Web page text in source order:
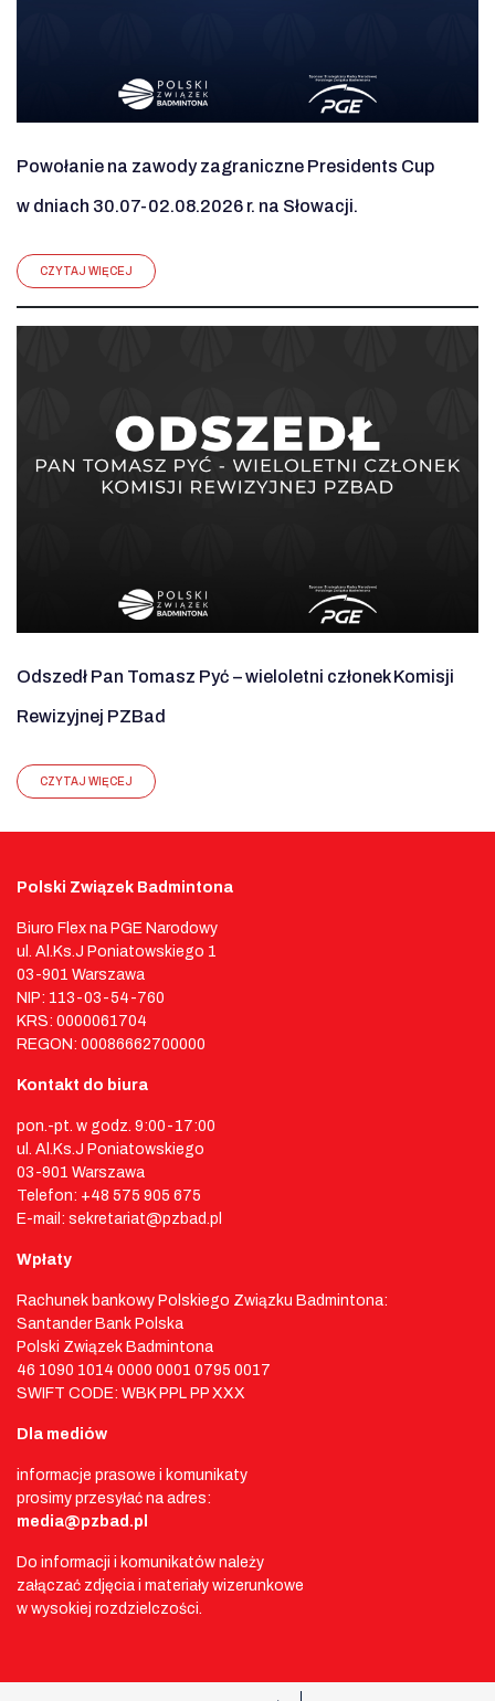
Powołanie na zawody zagraniczne Presidents Cup
w dniach 30.07-02.08.2026 r. na Słowacji.
CZYTAJ WIĘCEJ
Odszedł Pan Tomasz Pyć – wieloletni członek Komisji
Rewizyjnej PZBad
CZYTAJ WIĘCEJ
Polski Związek Badmintona
Biuro Flex na PGE Narodowy
ul. Al.Ks.J Poniatowskiego 1
03-901 Warszawa
NIP: 113-03-54-760
KRS: 0000061704
REGON: 00086662700000
Kontakt do biura
pon.-pt. w godz. 9:00-17:00
ul. Al.Ks.J Poniatowskiego
03-901 Warszawa
Telefon: +48 575 905 675
E-mail: sekretariat@pzbad.pl
Wpłaty
Rachunek bankowy Polskiego Związku Badmintona:
Santander Bank Polska
Polski Związek Badmintona
46 1090 1014 0000 0001 0795 0017
SWIFT CODE: WBK PPL PP XXX
Dla mediów
informacje prasowe i komunikaty
prosimy przesyłać na adres:
media@pzbad.pl
Do informacji i komunikatów należy
załączać zdjęcia i materiały wizerunkowe
w wysokiej rozdzielczości.